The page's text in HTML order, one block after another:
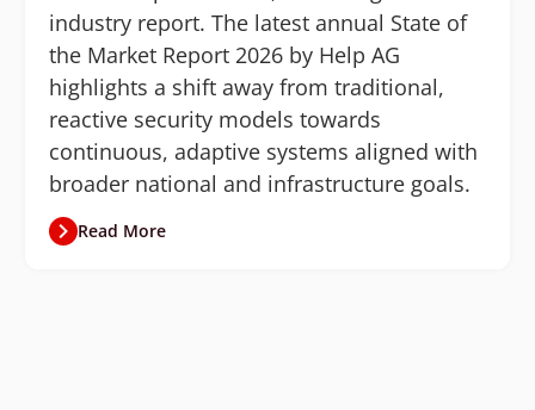
industry report. The latest annual State of
the Market Report 2026 by Help AG
highlights a shift away from traditional,
reactive security models towards
continuous, adaptive systems aligned with
broader national and infrastructure goals.
Read More